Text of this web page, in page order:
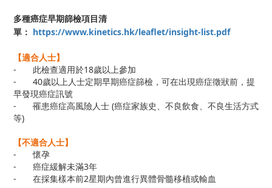
多種癌症早期篩檢項目清
單： https://www.kinetics.hk/leaflet/insight-list.pdf
【適合人士】
-
此檢查適用於18歲以上參加
-
40歲以上人士定期早期癌症篩檢，可在出現癌症徵狀前，提
早發現癌症訊號
-
罹患癌症高風險人士 (癌症家族史、不良飲食、不良生活方式
等)
【不適合人士】
-
懷孕
-
癌症緩解未滿3年
-
在採集樣本前2星期內曾進行異體骨髓移植或輸血